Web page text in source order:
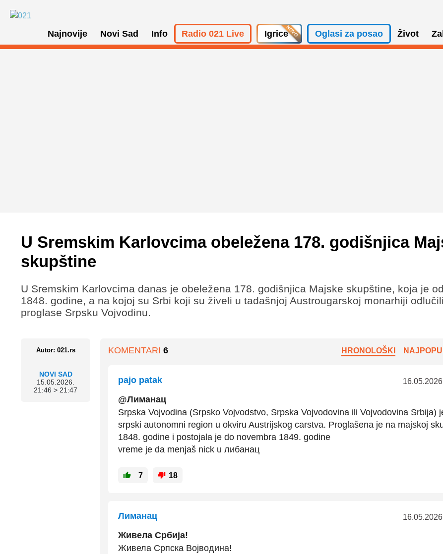
Najnovije Novi Sad Info Radio 021 Live Igrice Oglasi za posao Život
U Sremskim Karlovcima obeležena 178. godišnjica
skupštine
Autor: 021.rs
NOVI SAD
15.05.2026.
21:46 > 21:47
U Sremskim Karlovcima danas je obeležena 178. godišnjica Majske skupštine, koja je
1848. godine, a na kojoj su Srbi koji su živeli u tadašnjoj Austrougarskoj monarhiji
proglase Srpsku Vojvodinu.
KOMENTARI 6 HRONOLOŠKI
pajo patak 16.05.2026
@Лиманац
Srpska Vojvodina (Srpsko Vojvodstvo, Srpska Vojvodovina ili Vojvodovina Srbija)
srpski autonomni region u okviru Austrijskog carstva. Proglašena je na majskoj
1848. godine i postojala je do novembra 1849. godine
vreme je da menjaš nick u либанац
7 18
Лиманац 16.05.2026
Живела Србија!
Живела Српска Војводина!